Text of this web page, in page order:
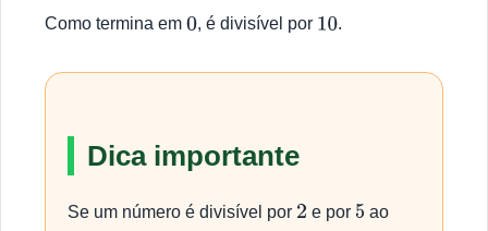
Como termina em 0, é divisível por 10.
Dica importante
Se um número é divisível por 2 e por 5 ao